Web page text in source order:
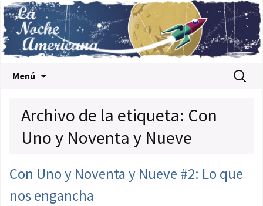
Menú Buscar:
Archivo de la etiqueta: Con
Uno y Noventa y Nueve
Con Uno y Noventa y Nueve #2: Lo que
nos engancha